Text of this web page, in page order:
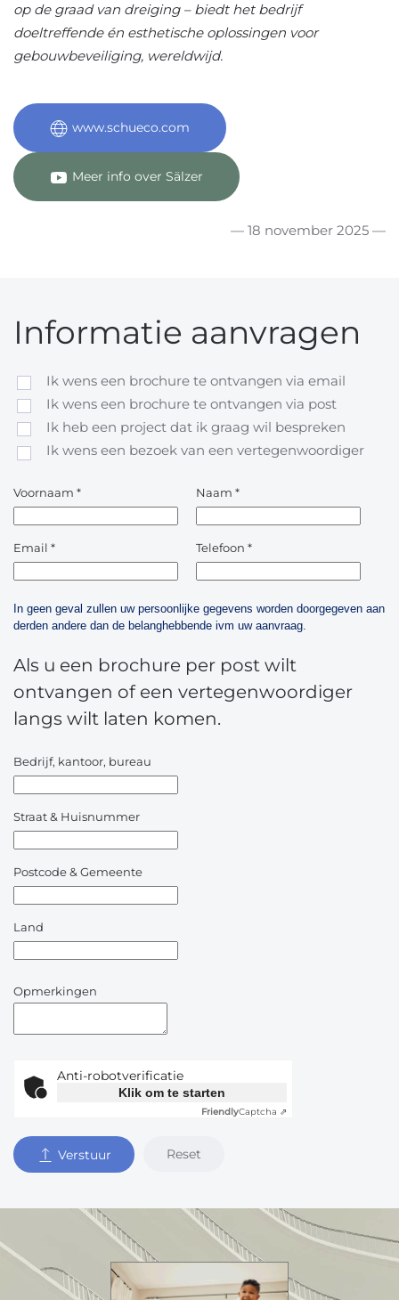
op de graad van dreiging – biedt het bedrijf
doeltreffende én esthetische oplossingen voor
gebouwbeveiliging, wereldwijd.
www.schueco.com
Meer info over Sälzer
— 18 november 2025 —
Informatie aanvragen
Ik wens een brochure te ontvangen via email
Ik wens een brochure te ontvangen via post
Ik heb een project dat ik graag wil bespreken
Ik wens een bezoek van een vertegenwoordiger
Voornaam * Naam *
Email * Telefoon *
In geen geval zullen uw persoonlijke gegevens worden doorgegeven aan
derden andere dan de belanghebbende ivm uw aanvraag.
Als u een brochure per post wilt
ontvangen of een vertegenwoordiger
langs wilt laten komen.
Bedrijf, kantoor, bureau
Straat & Huisnummer
Postcode & Gemeente
Land
Opmerkingen
Anti-robotverificatie
Klik om te starten
FriendlyCaptcha ⇗
Verstuur Reset